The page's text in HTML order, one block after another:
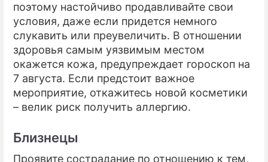
поэтому настойчиво продавливайте свои
условия, даже если придется немного
слукавить или преувеличить. В отношении
здоровья самым уязвимым местом
окажется кожа, предупреждает гороскоп на
7 августа. Если предстоит важное
мероприятие, откажитесь новой косметики
– велик риск получить аллергию.
Близнецы
Проявите сострадание по отношению к тем,